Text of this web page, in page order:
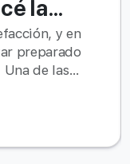
la
tec E
y en
preparado
Luna
buscan